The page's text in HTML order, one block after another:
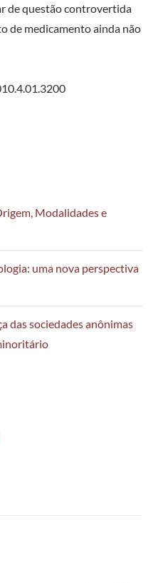
de questão controvertida
de medicamento ainda não
Modalidades e
uma nova perspectiva
das sociedades anônimas